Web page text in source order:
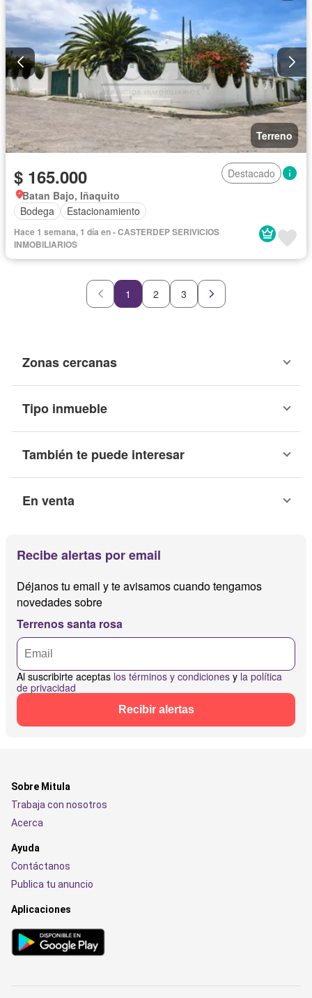
Terreno
$ 165.000
Destacado
Batan Bajo, Iñaquito
Bodega
Estacionamiento
Hace 1 semana, 1 día en - CASTERDEP SERIVICIOS
INMOBILIARIOS
1 2 3
Zonas cercanas
Tipo inmueble
También te puede interesar
En venta
Recibe alertas por email
Déjanos tu email y te avisamos cuando tengamos
novedades sobre
Terrenos santa rosa
Al suscribirte aceptas los términos y condiciones y la política
de privacidad
Recibir alertas
Sobre Mitula
Trabaja con nosotros
Acerca
Ayuda
Contáctanos
Publica tu anuncio
Aplicaciones